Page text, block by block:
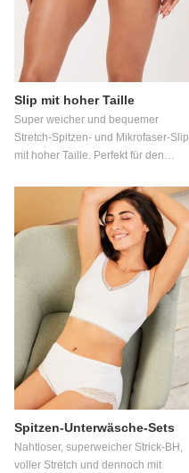
Slip mit hoher Taille
Super weicher und bequemer
Stretch-Spitzen- und Mikrofaser-Slip
mit hoher Taille. Perfekt für den
Bequem und langlebig -Hübsche
Spitzentaille -Weiche Mikrofaser -
Atmungsaktives Zwickelfutter
Spitzen-Unterwäsche-Sets
Nahtloser, superweicher Strick-BH,
voller Stretch und dennoch mit